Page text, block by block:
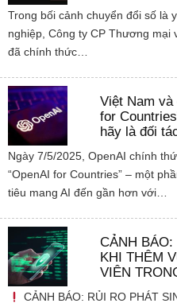
Trong bối cảnh chuyển đổi số là
nghiệp, Công ty CP Thương mại
đã chính thức…
Việt Nam và
for
hãy là đối
Ngày 7/5/2025, OpenAI chính
“OpenAI for Countries” – một
tiêu mang AI đến gần hơn với…
CẢNH
KHI THÊM
VIÊN
CẢNH BÁO: RỦI RO PHÁT